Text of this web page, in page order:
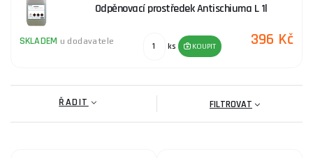
Odpěnovací prostředek Antischiuma L 1l
SKLADEM u dodavatele ks KOUPIT 396 Kč
ŘADIT FILTROVAT